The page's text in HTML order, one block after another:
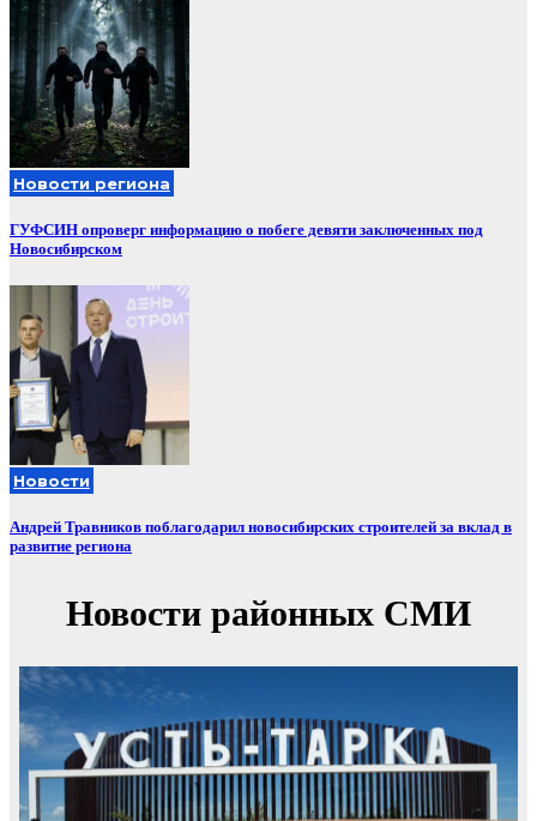
Новости региона
ГУФСИН опроверг информацию о побеге девяти заключенных под
Новосибирском
Новости
Андрей Травников поблагодарил новосибирских строителей за вклад в
развитие региона